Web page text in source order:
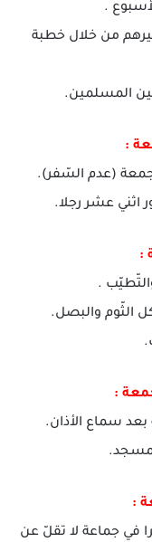
.
من خلال خطبة
المسلمين.
الجمعة (عدم السّفر).
اثني عشر رجلا.
.
الثّوم والبصل.
سماع الأذان.
في جماعة لا تقلّ عن